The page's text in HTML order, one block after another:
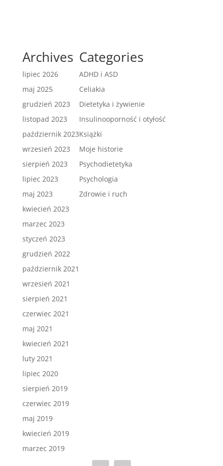
Archives
lipiec 2026
maj 2025
grudzień 2023
listopad 2023
październik 2023
wrzesień 2023
sierpień 2023
lipiec 2023
maj 2023
kwiecień 2023
marzec 2023
styczeń 2023
grudzień 2022
październik 2021
wrzesień 2021
sierpień 2021
czerwiec 2021
maj 2021
kwiecień 2021
luty 2021
lipiec 2020
sierpień 2019
czerwiec 2019
maj 2019
kwiecień 2019
marzec 2019
Categories
ADHD i ASD
Celiakia
Dietetyka i żywienie
Insulinooporność i otyłość
Książki
Moje historie
Psychodietetyka
Psychologia
Zdrowie i ruch